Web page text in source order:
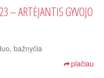
– ARTĖJANTIS GYVOJO
bažnyčia
plačiau